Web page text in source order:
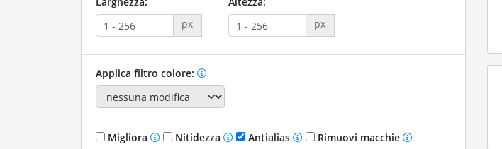
px
px
Applica filtro colore:
Migliora Nitidezza Antialias
Rimuovi macchie